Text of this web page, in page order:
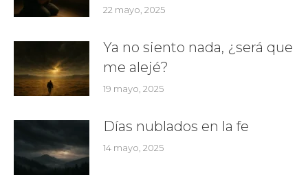
22 mayo, 2025
Ya no siento nada, ¿será que
me alejé?
19 mayo, 2025
Días nublados en la fe
14 mayo, 2025